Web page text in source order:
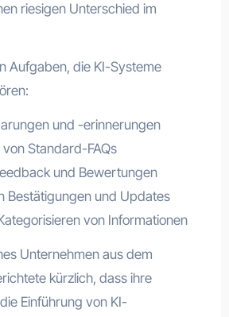
riesigen Unterschied im
Aufgaben, die KI-Systeme
und -erinnerungen
Standard-FAQs
und Bewertungen
Bestätigungen und Updates
von Informationen
Unternehmen aus dem
kürzlich, dass ihre
Einführung von KI-